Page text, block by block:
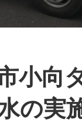
小向
の実